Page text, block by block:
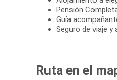
Pensión
Guía
Seguro de viaje y
Ruta en el